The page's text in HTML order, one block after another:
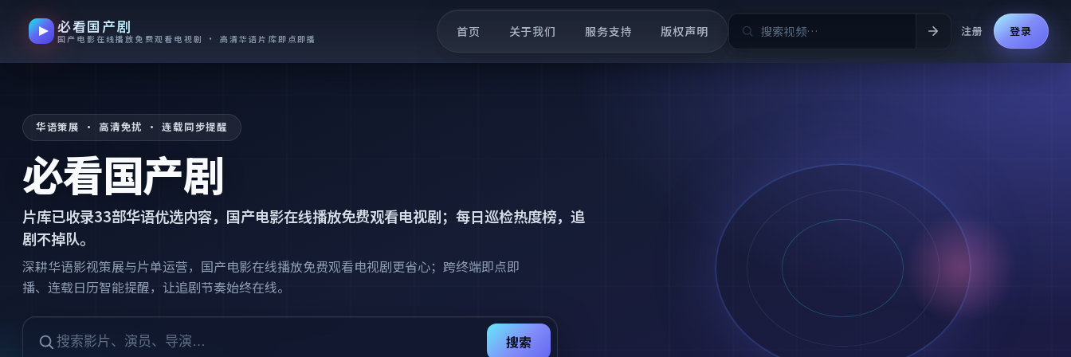
跳过导航，进入正文
必看国产剧
国产电影在线播放免费观看电视剧 · 高清华语片库即点即播 首页 关于我们 服务支持 版权声明 注册 登录
华语策展 · 高清免扰 · 连载同步提醒
必看国产剧
片库已收录33部华语优选内容， 国产电影在线播放免费观看电视剧；每日巡检热度榜，追
剧不掉队。
深耕华语影视策展与片单运营，国产电影在线播放免费观看电视剧更省心；跨终端即点即
播、连载日历智能提醒，让追剧节奏始终在线。
搜索